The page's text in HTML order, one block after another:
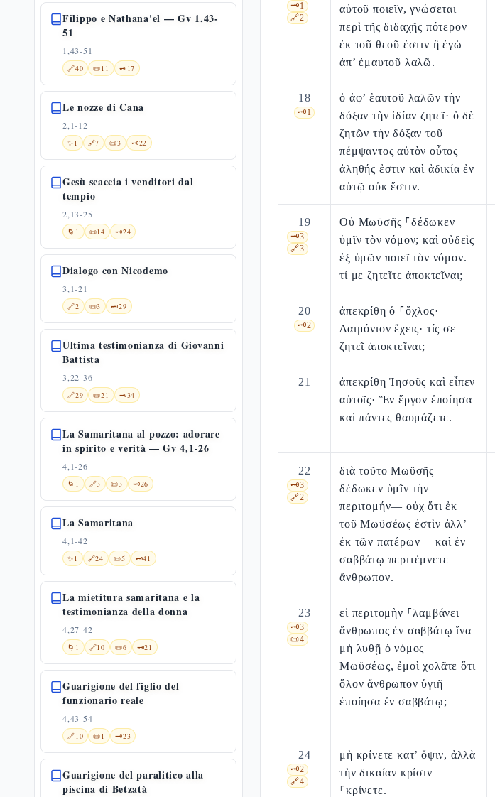
Filippo e Nathana'el — Gv 1,43-
51
1,43-51
🔗40 📜11 🗝️17
Le nozze di Cana
2,1-12
✨1 🔗7 📜3 🗝️22
Gesù scaccia i venditori dal
tempio
2,13-25
🌀 1 📜14 🗝️24
Dialogo con Nicodemo
3,1-21
🔗2 📜3 🗝️29
Ultima testimonianza di Giovanni
Battista
3,22-36
🔗29 📜21 🗝️34
La Samaritana al pozzo: adorare
in spirito e verità — Gv 4,1-26
4,1-26
🌀 1 🔗3 📜3 🗝️26
La Samaritana
4,1-42
✨1 🔗24 📜5 🗝️41
La mietitura samaritana e la
testimonianza della donna
4,27-42
🌀 1 🔗10 📜6 🗝️21
Guarigione del figlio del
funzionario reale
4,43-54
🔗10 📜1 🗝️23
Guarigione del paralitico alla
piscina di Betzatà
🗝️1
🔗2
αὐτοῦ ποιεῖν, γνώσεται
περὶ τῆς διδαχῆς πότερον
ἐκ τοῦ θεοῦ ἐστιν ἢ ἐγὼ
ἀπ’ ἐμαυτοῦ λαλῶ.
18
🗝️1
ὁ ἀφ’ ἑαυτοῦ λαλῶν τὴν
δόξαν τὴν ἰδίαν ζητεῖ· ὁ δὲ
ζητῶν τὴν δόξαν τοῦ
πέμψαντος αὐτὸν οὗτος
ἀληθής ἐστιν καὶ ἀδικία ἐν
αὐτῷ οὐκ ἔστιν.
19
🗝️3
🔗3
Οὐ Μωϋσῆς ⸀δέδωκεν
ὑμῖν τὸν νόμον; καὶ οὐδεὶς
ἐξ ὑμῶν ποιεῖ τὸν νόμον.
τί με ζητεῖτε ἀποκτεῖναι;
20
🗝️2
ἀπεκρίθη ὁ ⸀ὄχλος·
Δαιμόνιον ἔχεις· τίς σε
ζητεῖ ἀποκτεῖναι;
21
ἀπεκρίθη Ἰησοῦς καὶ εἶπεν
αὐτοῖς· Ἓν ἔργον ἐποίησα
καὶ πάντες θαυμάζετε.
22
🗝️3
🔗2
διὰ τοῦτο Μωϋσῆς
δέδωκεν ὑμῖν τὴν
περιτομήν— οὐχ ὅτι ἐκ
τοῦ Μωϋσέως ἐστὶν ἀλλ’
ἐκ τῶν πατέρων— καὶ ἐν
σαββάτῳ περιτέμνετε
ἄνθρωπον.
23
🗝️3
📜4
εἰ περιτομὴν ⸀λαμβάνει
ἄνθρωπος ἐν σαββάτῳ ἵνα
μὴ λυθῇ ὁ νόμος
Μωϋσέως, ἐμοὶ χολᾶτε ὅτι
ὅλον ἄνθρωπον ὑγιῆ
ἐποίησα ἐν σαββάτῳ;
24
🗝️2
🔗4
μὴ κρίνετε κατ’ ὄψιν, ἀλλὰ
τὴν δικαίαν κρίσιν
⸀κρίνετε.